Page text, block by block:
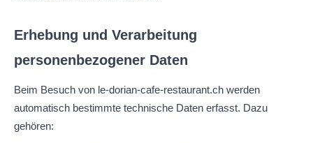
Erhebung und Verarbeitung
personenbezogener Daten
Beim Besuch von le-dorian-cafe-restaurant.ch werden
automatisch bestimmte technische Daten erfasst. Dazu
gehören: